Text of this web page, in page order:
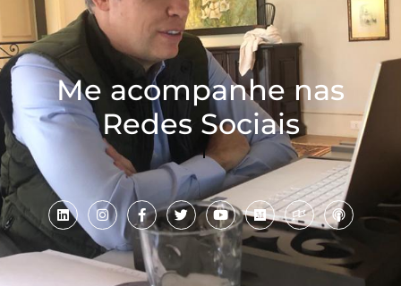
Me acompanhe nas
Redes Sociais